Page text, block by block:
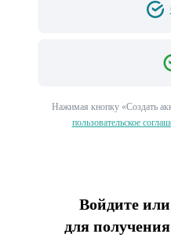
Нажимая кнопку «Создать
пользовательское
Войдите или
для